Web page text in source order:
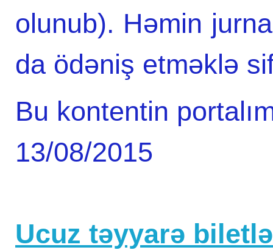
olunub). Həmin
da ödəniş etməklə
Bu kontentin
13/08/2015
Ucuz təyyarə